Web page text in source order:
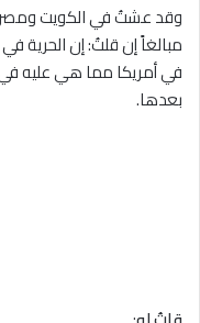
وقد عشتُ في الكويت
مبالغاً إن قلتُ: إن الحرية
في أمريكا مما هي عليه في
بعدها.